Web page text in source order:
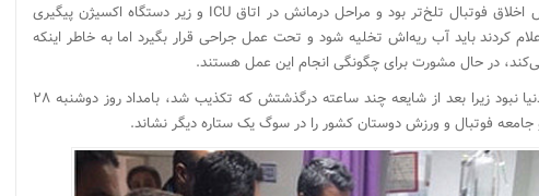
وضعیت عمومی این بازیکن خوش اخلاق فوتبال تلخ‌تر بود و مراحل درمانش در اتاق ICU و زیر دستگاه اکسیژن پیگیری
پزشکان اعلام کردند باید آب ریه‌اش تخلیه شود و تحت عمل جراحی قرار بگیرد اما به خاطر اینکه
در حال مشورت برای چگونگی انجام این عمل هستند.
عمر پیشکسوت استقلال اما به دنیا نبود زیرا بعد از شایعه چند ساعته درگذشتش که تکذیب شد، بامداد روز دوشنبه ۲۸
فوتبال و ورزش دوستان کشور را در سوگ یک ستاره دیگر نشاند.